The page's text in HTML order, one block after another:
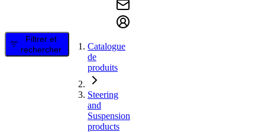
Filtrer et
rechercher
Catalogue
de
produits
Steering
and
Suspension
products